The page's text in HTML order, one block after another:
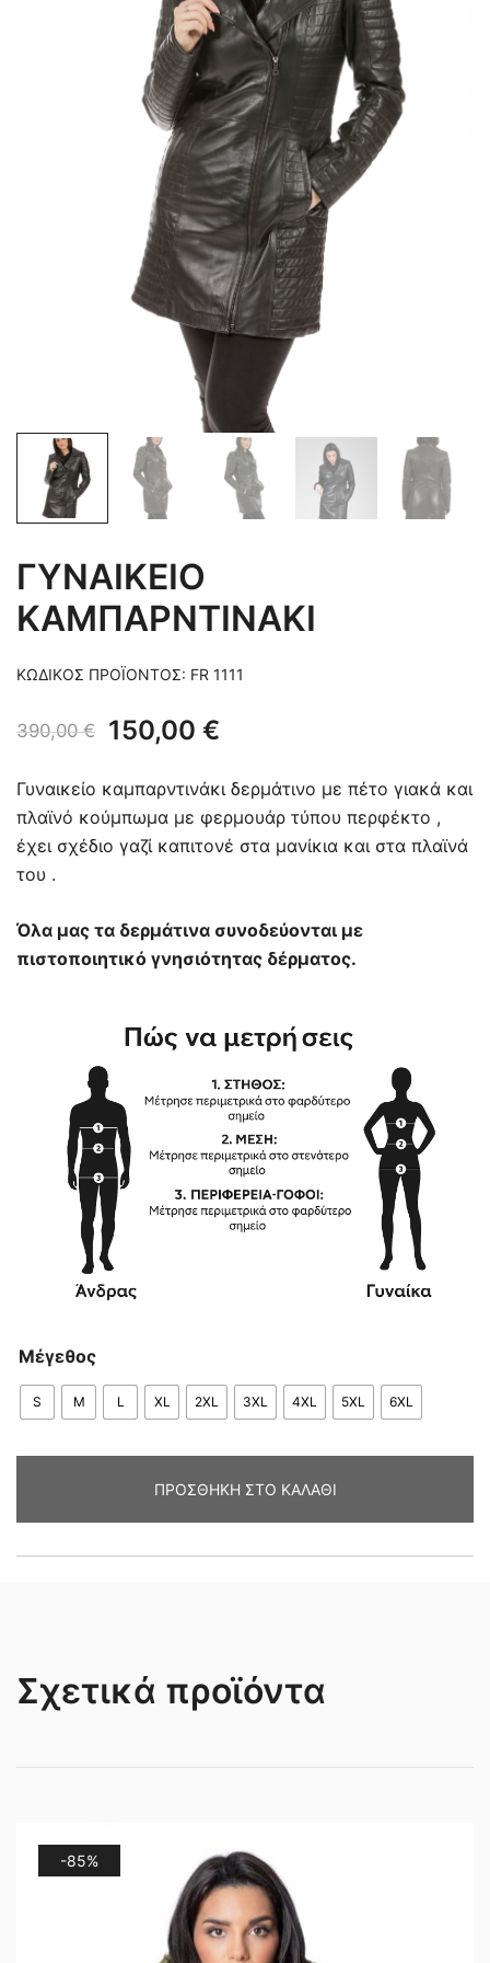
ΓΥΝΑΙΚΕΙΟ
ΚΑΜΠΑΡΝΤΙΝΑΚΙ
ΚΩΔΙΚΌΣ ΠΡΟΪΌΝΤΟΣ: FR 1111
390,00€
Original
was:
390,00 €.
150,00 €
τρέχουσα
τιμή
είναι:
Γυναικείο καμπαρντινάκι δερμάτινο με πέτο γιακά και
πλαϊνό κούμπωμα με φερμουάρ τύπου περφέκτο ,
έχει σχέδιο γαζί καπιτονέ στα μανίκια και στα πλαϊνά
του .
Όλα μας τα δερμάτινα συνοδεύονται με
πιστοποιητικό γνησιότητας δέρματος.
Μέγεθος
S M L XL 2XL 3XL 4XL 5XL 6XL
ΠΡΟΣΘΉΚΗ ΣΤΟ ΚΑΛΆΘΙ
Σχετικά προϊόντα
-85%